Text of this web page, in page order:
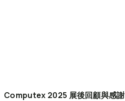
Computex 2025 展後回顧與感謝